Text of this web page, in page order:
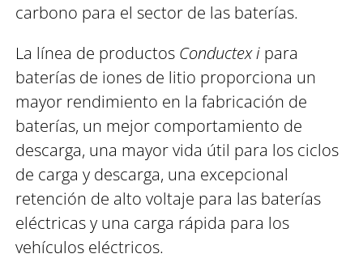
carbono para el sector de las baterías.
La línea de productos Conductexi para
baterías de iones de litio proporciona un
mayor rendimiento en la fabricación de
baterías, un mejor comportamiento de
descarga, una mayor vida útil para los ciclos
de carga y descarga, una excepcional
retención de alto voltaje para las baterías
eléctricas y una carga rápida para los
vehículos eléctricos.